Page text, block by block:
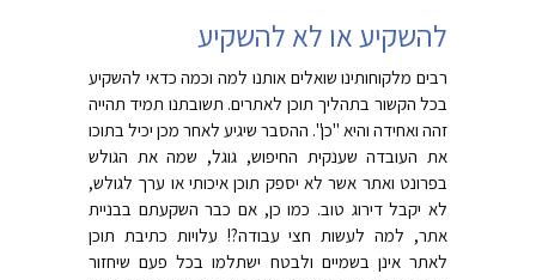
להשקיע או לא להשקיע
רבים מלקוחותינו שואלים אותנו למה וכמה כדאי להשקיע
בכל הקשור בתהליך תוכן לאתרים. תשובתנו תמיד תהייה
זהה ואחידה והיא "כן". ההסבר שיגיע לאחר מכן יכיל בתוכו
את העובדה שענקית החיפוש, גוגל, שמה את הגולש
בפרונט ואתר אשר לא יספק תוכן איכותי או ערך לגולש,
לא יקבל דירוג טוב. כמו כן, אם כבר השקעתם בבניית
אתר, למה לעשות חצי עבודה?! עלויות כתיבת תוכן
לאתר אינן בשמיים ולבטח ישתלמו בכל פעם שיחזור